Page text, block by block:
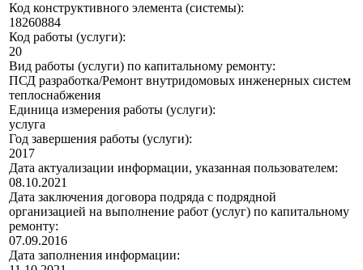
Код конструктивного элемента (системы):
18260884
Код работы (услуги):
20
Вид работы (услуги) по капитальному ремонту:
ПСД разработка/Ремонт внутридомовых инженерных систем
теплоснабжения
Единица измерения работы (услуги):
услуга
Год завершения работы (услуги):
2017
Дата актуализации информации, указанная пользователем:
08.10.2021
Дата заключения договора подряда с подрядной
организацией на выполнение работ (услуг) по капитальному
ремонту:
07.09.2016
Дата заполнения информации: